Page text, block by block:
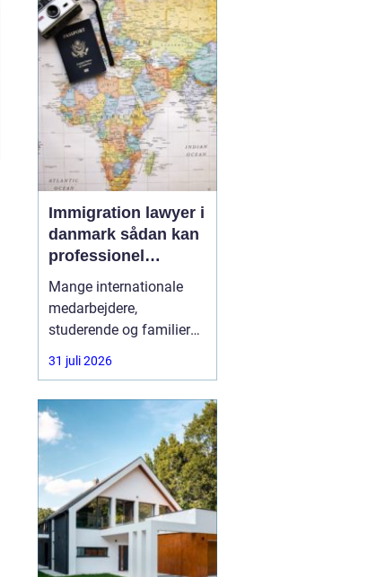
i kontakten. En moderne
løsning kan drive alt fra
enkle håndværktøjer til
avancerede
produktionsli...
Immigration lawyer i
danmark sådan kan
professionel
rådgivning gøre en
forskel
Mange internationale
medarbejdere,
studerende og familier
oplever, at vejen til
opholdstilladelse i
end enkel. Reglerne
ændrer sig ofte, og fejl i
ansøgningen kan føre til
lange ventetider eller
direkte afslag. Her kan
en
31 juli 2026